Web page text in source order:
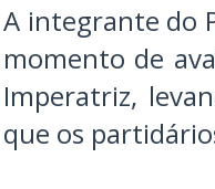
A integrante do
momento de
Imperatriz,
que os